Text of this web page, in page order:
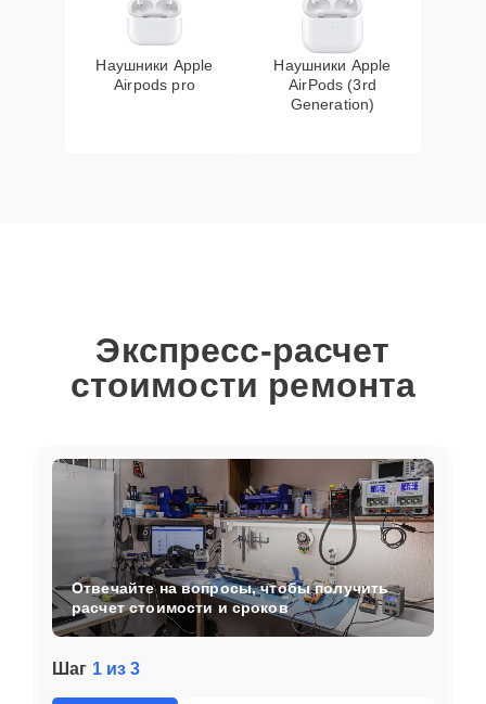
Наушники Apple
Airpods pro
Наушники Apple
AirPods (3rd
Generation)
Экспресс-расчет
стоимости ремонта
Шаг 1 из 3
Отвечайте на вопросы, чтобы получить
расчет стоимости и сроков